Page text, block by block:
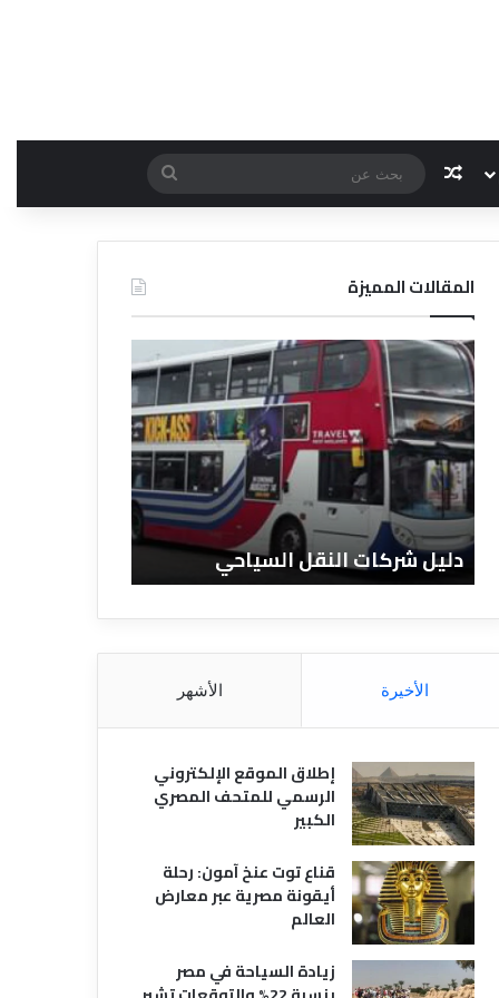
مقال عشوائي
عن
المقالات المميزة
د
ل
ي
ل
ش
ر
ا
ت
ل
ل
س
ح
ي
دليل شركات النقل السياحي
م
ي
الأخيرة الأشهر
إطلاق الموقع الإلكتروني
الرسمي للمتحف المصري
الكبير
قناع توت عنخ آمون: رحلة
أيقونة مصرية عبر معارض
العالم
زيادة السياحة في مصر